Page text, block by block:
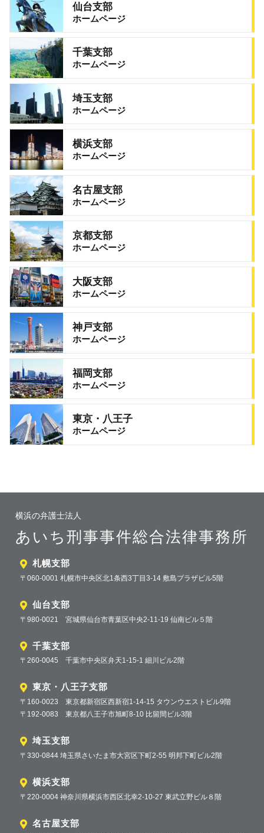
仙台支部
ホームページ
千葉支部
ホームページ
埼玉支部
ホームページ
横浜支部
ホームページ
名古屋支部
ホームページ
京都支部
ホームページ
大阪支部
ホームページ
神戸支部
ホームページ
福岡支部
ホームページ
東京・八王子
ホームページ
横浜の弁護士法人
あいち刑事事件総合法律事務所
札幌支部
〒060-0001 札幌市中央区北1条西3丁目3-14 敷島プラザビル5階
仙台支部
〒980-0021 宮城県仙台市青葉区中央2-11-19 仙南ビル５階
千葉支部
〒260-0045 千葉市中央区弁天1-15-1 細川ビル2階
東京・八王子支部
〒160-0023 東京都新宿区西新宿1-14-15 タウンウエストビル9階
〒192-0083 東京都八王子市旭町8-10 比留間ビル3階
埼玉支部
〒330-0844 埼玉県さいたま市大宮区下町2-55 明邦下町ビル2階
横浜支部
〒220-0004 神奈川県横浜市西区北幸2-10-27 東武立野ビル８階
名古屋支部